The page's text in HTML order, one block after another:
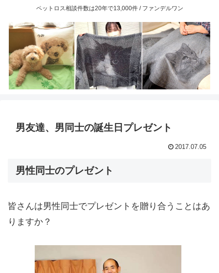
ペットロス相談件数は20年で13,000件 / ファンデルワン
男友達、男同士の誕生日プレゼント
2017.07.05
男性同士のプレゼント
皆さんは男性同士でプレゼントを贈り合うことはあ
りますか？